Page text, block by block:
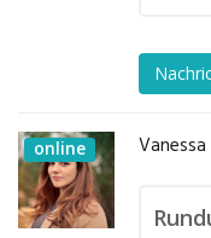
online Vanessa